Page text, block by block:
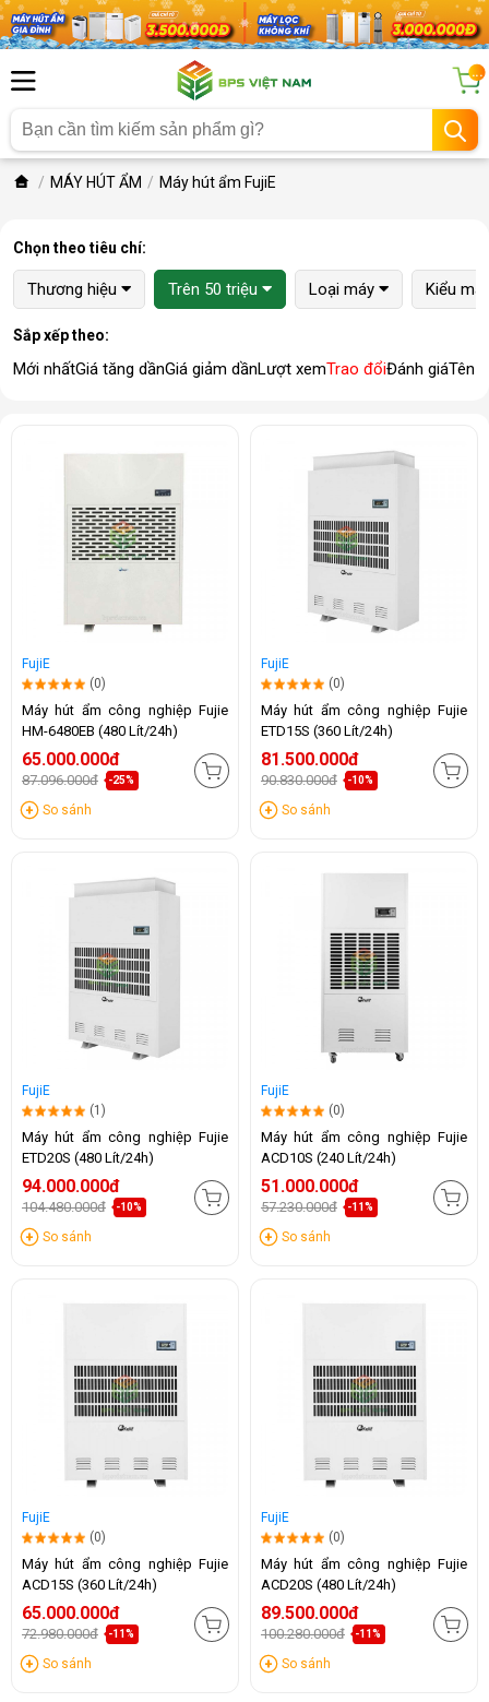
...
MÁY HÚT ẨM Máy hút ẩm FujiE
Chọn theo tiêu chí:
Thương hiệu Trên 50 triệu Loại máy Kiểu
Sắp xếp theo:
Mới nhấtGiá tăng dầnGiá giảm dầnLượt xemTrao đổiĐánh giáTên
FujiE
(0)
Máy hút ẩm công nghiệp Fujie
HM-6480EB (480 Lít/24h)
65.000.000đ
87.096.000đ -25%
So sánh
FujiE
(0)
Máy hút ẩm công nghiệp Fujie
ETD15S (360 Lít/24h)
81.500.000đ
90.830.000đ -10%
So sánh
FujiE
(1)
Máy hút ẩm công nghiệp Fujie
ETD20S (480 Lít/24h)
94.000.000đ
104.480.000đ -10%
So sánh
FujiE
(0)
Máy hút ẩm công nghiệp Fujie
ACD10S (240 Lít/24h)
51.000.000đ
57.230.000đ -11%
So sánh
FujiE
(0)
Máy hút ẩm công nghiệp Fujie
ACD15S (360 Lít/24h)
65.000.000đ
72.980.000đ -11%
So sánh
FujiE
(0)
Máy hút ẩm công nghiệp Fujie
ACD20S (480 Lít/24h)
89.500.000đ
100.280.000đ -11%
So sánh